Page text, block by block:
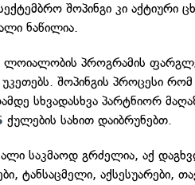
შოპინგი კი აქტიური
ნაწილია.
ლოიალობის პროგრამის
უკეთებს. შოპინგის პროცესი
სხვადასხვა პარტნიორ
ქულების სახით დაიბრუნებთ.
საკმაოდ გრძელია, აქ
ტანსაცმელი, აქსესუარები,